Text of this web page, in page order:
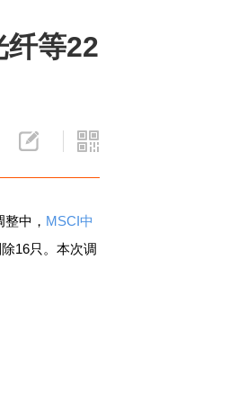
纤等22
中， MSCI中
16只。本次调